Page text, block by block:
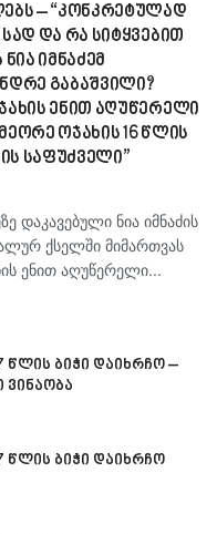
– “კონკრეტულად
და რა სიტყვებით
ნია იმნაძემ
გაბაშვილი?
ენით აღუწერელი
ოჯახის 16 წლის
საფუძველი”
და­კა­ვე­ბუ­ლი ნია იმ­ნა­ძის
ქსელ­ში მი­მარ­თვას
ენით აღუ­წე­რე­ლი...
წლის ბიჭი დაიხრჩო –
ვინაობა
წლის ბიჭი დაიხრჩო